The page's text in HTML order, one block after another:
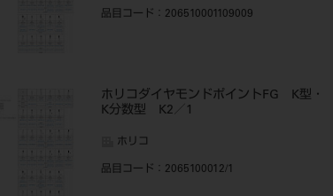
品目コード ：206510001109009
ホリコダイヤモンドポイントFG K型・
K分数型 K2／1
ホリコ
品目コード ：2065100012/1